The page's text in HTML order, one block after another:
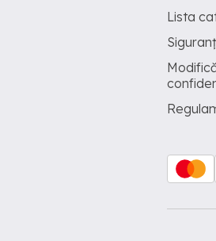
Lista